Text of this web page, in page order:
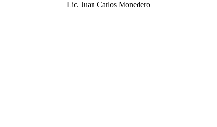
Lic. Juan Carlos Monedero